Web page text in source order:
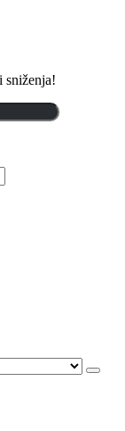
sniženja!